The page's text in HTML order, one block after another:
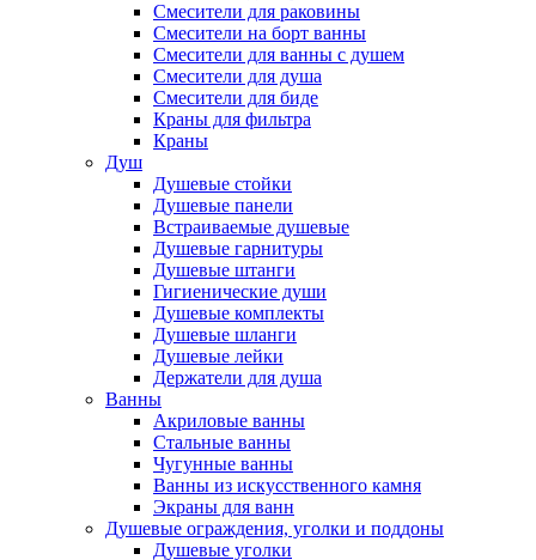
Смесители для раковины
Смесители на борт ванны
Смесители для ванны с душем
Смесители для душа
Смесители для биде
Краны для фильтра
Краны
Душ
Душевые стойки
Душевые панели
Встраиваемые душевые
Душевые гарнитуры
Душевые штанги
Гигиенические души
Душевые комплекты
Душевые шланги
Душевые лейки
Держатели для душа
Ванны
Акриловые ванны
Стальные ванны
Чугунные ванны
Ванны из искусственного камня
Экраны для ванн
Душевые ограждения, уголки и поддоны
Душевые уголки